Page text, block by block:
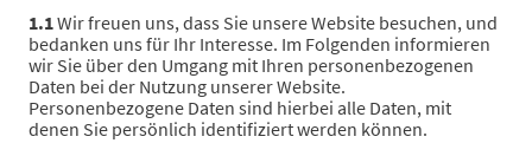
1.1Wir freuen uns, dass Sie unsere Website besuchen, und
bedanken uns für Ihr Interesse. Im Folgenden informieren
wir Sie über den Umgang mit Ihren personenbezogenen
Daten bei der Nutzung unserer Website.
Personenbezogene Daten sind hierbei alle Daten, mit
denen Sie persönlich identifiziert werden können.